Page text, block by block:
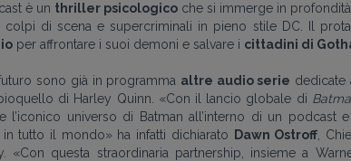
è un thriller psicologico che si immerge in
colpi di scena e supercriminali in pieno stile DC.
Il
per affrontare i suoi demoni e salvare i cittadini di
sono già in programma altre audio serie dedicate
quello di Harley Quinn. «Con il lancio globale di
l’iconico universo di Batman all’interno di un
in tutto il mondo» ha infatti dichiarato Dawn Ostroff ,
«Con questa straordinaria partnership, insieme a